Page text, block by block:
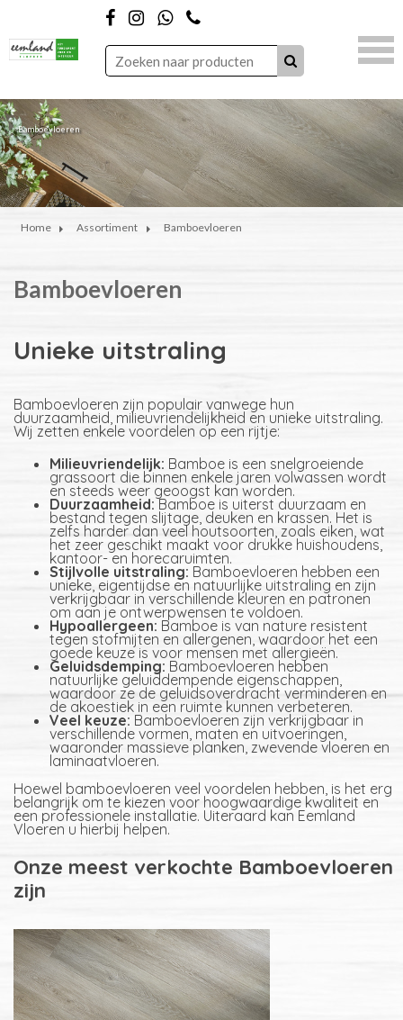
Bamboevloeren
Bamboevloeren
Bamboevloeren
Home Assortiment Bamboevloeren
Bamboevloeren
Unieke uitstraling
Bamboevloeren zijn populair vanwege hun
duurzaamheid, milieuvriendelijkheid en unieke uitstraling.
Wij zetten enkele voordelen op een rijtje:
Milieuvriendelijk: Bamboe is een snelgroeiende
grassoort die binnen enkele jaren volwassen wordt
en steeds weer geoogst kan worden.
Duurzaamheid:Bamboe is uiterst duurzaam en
bestand tegen slijtage, deuken en krassen. Het is
zelfs harder dan veel houtsoorten, zoals eiken, wat
het zeer geschikt maakt voor drukke huishoudens,
kantoor- en horecaruimten.
Stijlvolle uitstraling: Bamboevloeren hebben een
unieke, eigentijdse en natuurlijke uitstraling en zijn
verkrijgbaar in verschillende kleuren en patronen
om aan je ontwerpwensen te voldoen.
Hypoallergeen: Bamboe is van nature resistent
tegen stofmijten en allergenen, waardoor het een
goede keuze is voor mensen met allergieën.
Geluidsdemping: Bamboevloeren hebben
natuurlijke geluiddempende eigenschappen,
waardoor ze de geluidsoverdracht verminderen en
de akoestiek in een ruimte kunnen verbeteren.
Veel keuze: Bamboevloeren zijn verkrijgbaar in
verschillende vormen, maten en uitvoeringen,
waaronder massieve planken, zwevende vloeren en
laminaatvloeren.
Hoewel bamboevloeren veel voordelen hebben, is het erg
belangrijk om te kiezen voor hoogwaardige kwaliteit en
een professionele installatie. Uiteraard kan Eemland
Vloeren u hierbij helpen.
Onze meest verkochte Bamboevloeren
zijn